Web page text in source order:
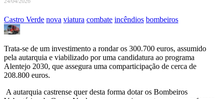
Castro Verde nova viatura combate incêndios bombeiros
Trata-se de um investimento a rondar os 300.700 euros, assumido
pela autarquia e viabilizado por uma candidatura ao programa
Alentejo 2030, que assegura uma comparticipação de cerca de
208.800 euros.
A autarquia castrense quer desta forma dotar os Bombeiros